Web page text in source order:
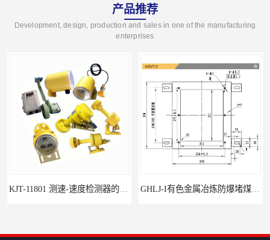
产品推荐
Development, design, production and sales in one of the manufacturing
enterprises